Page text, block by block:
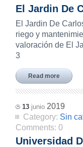
El Jardin De
El Jardin De
riego y
valoración de El
3
Read more
13 junio 2019
Category: Sin
Comments:0
Universidad